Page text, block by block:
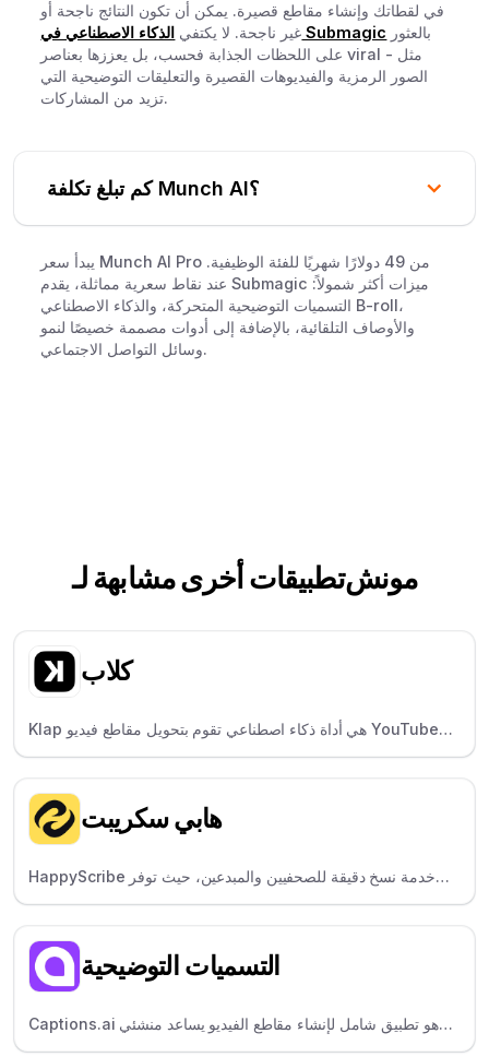
في لقطاتك وإنشاء مقاطع قصيرة. يمكن أن تكون النتائج ناجحة أو
غير ناجحة. لا يكتفي الذكاء الاصطناعي في Submagic
على اللحظات الجذابة فحسب، بل يعززها بعناصر viral - مثل
الصور الرمزية والفيديوهات القصيرة والتعليقات التوضيحية التي
تزيد من المشاركات.
كم تبلغ تكلفة Munch AI؟
يبدأ سعر Munch AI Pro من 49 دولارًا شهريًا للفئة الوظيفية.
عند نقاط سعرية مماثلة، يقدم Submagic ميزات أكثر شمولاً:
التسميات التوضيحية المتحركة، والذكاء الاصطناعي B-roll،
والأوصاف التلقائية، بالإضافة إلى أدوات مصممة خصيصًا لنمو
وسائل التواصل الاجتماعي.
تطبيقات أخرى مشابهة لـمونش
كلاب
Klap هي أداة ذكاء اصطناعي تقوم بتحويل مقاطع فيديو YouTube
إلى TikTok من خلال العثور على "الأجزاء المثيرة" - وهي مثالية
هابي سكريبت
HappyScribe هي خدمة نسخ دقيقة للصحفيين والمبدعين، حيث توفر
خيارات النسخ البشري والذكاء الاصطناعي.
التسميات التوضيحية
Captions.ai هو تطبيق شامل لإنشاء مقاطع الفيديو يساعد منشئي
المحتوى على كتابة مقاطع الفيديو وتصويرها والتعليق عليها بسرعة.